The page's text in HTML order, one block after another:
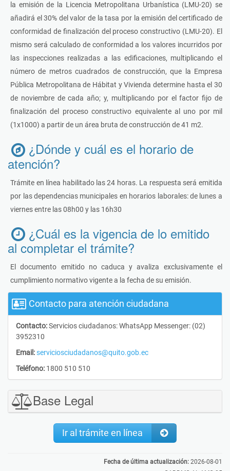
la emisión de la Licencia Metropolitana Urbanística (LMU-20) se
añadirá el 30% del valor de la tasa por la emisión del certificado de
conformidad de finalización del proceso constructivo (LMU-20). El
mismo será calculado de conformidad a los valores incurridos por
las inspecciones realizadas a las edificaciones, multiplicando el
número de metros cuadrados de construcción, que la Empresa
Pública Metropolitana de Hábitat y Vivienda determine hasta el 30
de noviembre de cada año; y, multiplicando por el factor fijo de
finalización del proceso constructivo equivalente al uno por mil
(1x1000) a partir de un área bruta de construcción de 41 m2.
¿Dónde y cuál es el horario de
atención?
Trámite en línea habilitado las 24 horas. La respuesta será emitida
por las dependencias municipales en horarios laborales: de lunes a
viernes entre las 08h00 y las 16h30
¿Cuál es la vigencia de lo emitido
al completar el trámite?
El documento emitido no caduca y avaliza exclusivamente el
cumplimiento normativo vigente a la fecha de su emisión.
Contacto para atención ciudadana
Contacto:Servicios ciudadanos: WhatsApp Messenger: (02)
3952310
Email:serviciosciudadanos@quito.gob.ec
Teléfono: 1800 510 510
Base Legal
Ir al trámite en línea
Fecha de última actualización: 2026-08-01